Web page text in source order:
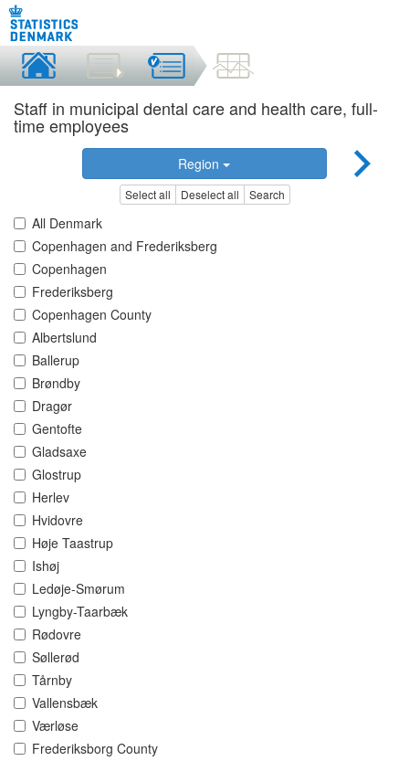
Staff in municipal dental care and health care, full-
time employees
Region
Select all Deselect all Search
All Denmark
Copenhagen and Frederiksberg
Copenhagen
Frederiksberg
Copenhagen County
Albertslund
Ballerup
Brøndby
Dragør
Gentofte
Gladsaxe
Glostrup
Herlev
Hvidovre
Høje Taastrup
Ishøj
Ledøje-Smørum
Lyngby-Taarbæk
Rødovre
Søllerød
Tårnby
Vallensbæk
Værløse
Frederiksborg County